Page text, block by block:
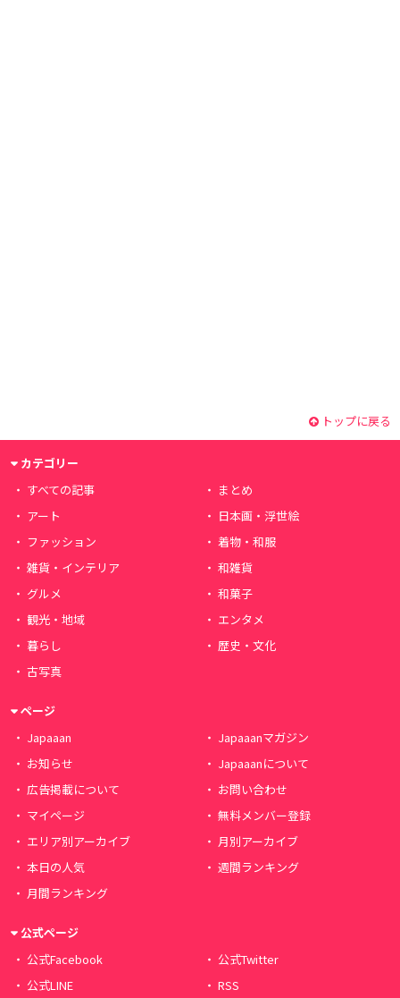
トップに戻る
カテゴリー
すべての記事
まとめ
アート
日本画・浮世絵
ファッション
着物・和服
雑貨・インテリア
和雑貨
グルメ
和菓子
観光・地域
エンタメ
暮らし
歴史・文化
古写真
ページ
Japaaan
Japaaanマガジン
お知らせ
Japaaanについて
広告掲載について
お問い合わせ
マイページ
無料メンバー登録
エリア別アーカイブ
月別アーカイブ
本日の人気
週間ランキング
月間ランキング
公式ページ
公式Facebook
公式Twitter
公式LINE
RSS